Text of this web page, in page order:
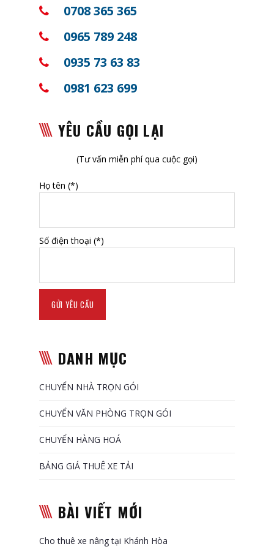
0708 365 365
0965 789 248
0935 73 63 83
0981 623 699
YÊU CẦU GỌI LẠI
(Tư vấn miễn phí qua cuộc gọi)
Họ tên (*)
Số điện thoại (*)
DANH MỤC
CHUYỂN NHÀ TRỌN GÓI
CHUYỂN VĂN PHÒNG TRỌN GÓI
CHUYỂN HÀNG HOÁ
BẢNG GIÁ THUÊ XE TẢI
BÀI VIẾT MỚI
Cho thuê xe nâng tại Khánh Hòa